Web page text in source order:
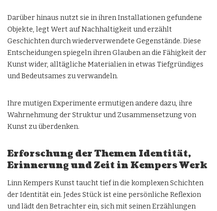
Darüber hinaus nutzt sie in ihren Installationen gefundene
Objekte, legt Wert auf Nachhaltigkeit und erzählt
Geschichten durch wiederverwendete Gegenstände. Diese
Entscheidungen spiegeln ihren Glauben an die Fähigkeit der
Kunst wider, alltägliche Materialien in etwas Tiefgründiges
und Bedeutsames zu verwandeln.
Ihre mutigen Experimente ermutigen andere dazu, ihre
Wahrnehmung der Struktur und Zusammensetzung von
Kunst zu überdenken.
Erforschung der Themen Identität,
Erinnerung und Zeit in Kempers Werk
Linn Kempers Kunst taucht tief in die komplexen Schichten
der Identität ein. Jedes Stück ist eine persönliche Reflexion
und lädt den Betrachter ein, sich mit seinen Erzählungen